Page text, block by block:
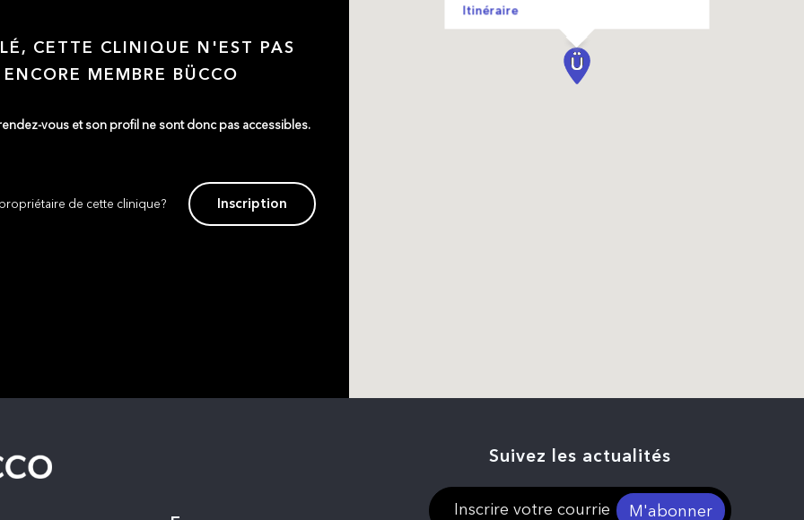
CETTE CLINIQUE N'EST PAS
ENCORE MEMBRE BÜCCO
vous et son profil ne sont donc pas accessibles.
de cette clinique? Inscription
Itinéraire
Suivez les actualités
M'abonner